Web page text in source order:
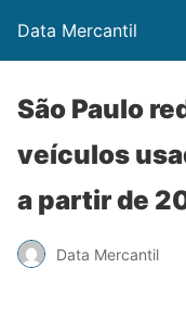
Data Mercantil
São Paulo
veículos
a partir de
Data Mercantil